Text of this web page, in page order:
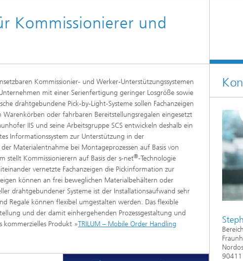
Kommissionierer und
Kommissionier- und Werker-Unterstützungssystemen
mit einer Serienfertigung geringer Losgröße sowie
drahtgebundene Pick-by-Light-Systeme sollen Fachanzeigen
oder fahrbaren Bereitstellungsregalen eingesetzt
IIS und seine Arbeitsgruppe SCS entwickeln deshalb ein
Informationssystem zur Unterstützung in der
Materialentnahme bei Montageprozessen auf Basis von
stellt Kommissionierern auf Basis der s-net®-Technologie
vernetzte Fachanzeigen die Pickinformation zur
können an frei beweglichen Materialbehältern oder
drahtgebundener Systeme ist der Installationsaufwand sehr
Regale können flexibel umgestalten werden. Das flexible
und der damit einhergehenden Prozessgestaltung und
kommerzielles Produkt »TRILUM – Mobile Order Handling